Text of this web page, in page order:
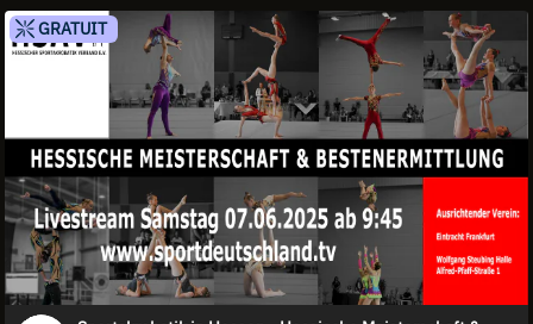
GRATUIT